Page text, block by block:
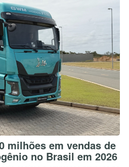
milhões em vendas de
no Brasil em 2026